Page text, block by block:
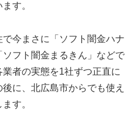
す。
今まさに「ソフト闇金ハナ
フト闇金まるきん」などで
者の実態を1社ずつ正直に
に、北広島市からでも使え
す。